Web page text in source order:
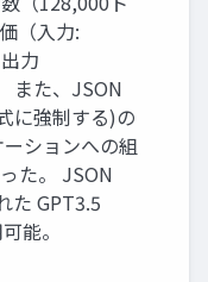
（入力:
力
また、JSON
に強制する)の
ションへの組
た。 JSON
た GPT3.5
能。